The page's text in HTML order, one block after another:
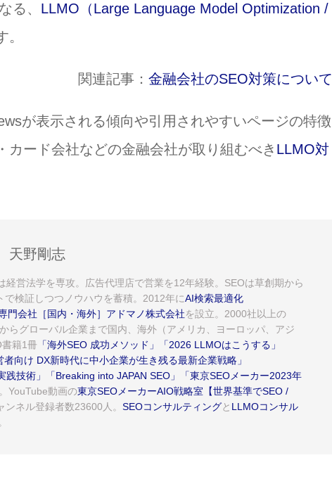
る、 LLMO（Large Language Model Optimization /
関連記事： 金融会社のSEO対策について
が表示される傾向や引用されやすいページの特徴
ード会社などの金融会社が取り組むべき LLMO対
天野剛志
経営法学を専攻。広告代理店で営業を12年経験。SEOは草創期から
検証しつつノウハウを蓄積。2012年にAI検索最適化
門会社［国内・海外］アドマノ株式会社を設立。2000社以上の
らグローバル企業まで国内、海外（アメリカ、ヨーロッパ、アジ
籍1冊 「海外SEO 成功メソッド」
「2026 LLMOはこうする」
者向け DX新時代に中小企業が生き残る最新企業戦略」
践技術」
「Breaking into JAPAN SEO」
「東京SEOメーカー2023年
YouTube動画の東京SEOメーカーAIO戦略室【世界基準でSEO /
ンネル登録者数23600人。 SEOコンサルティングと LLMOコンサル